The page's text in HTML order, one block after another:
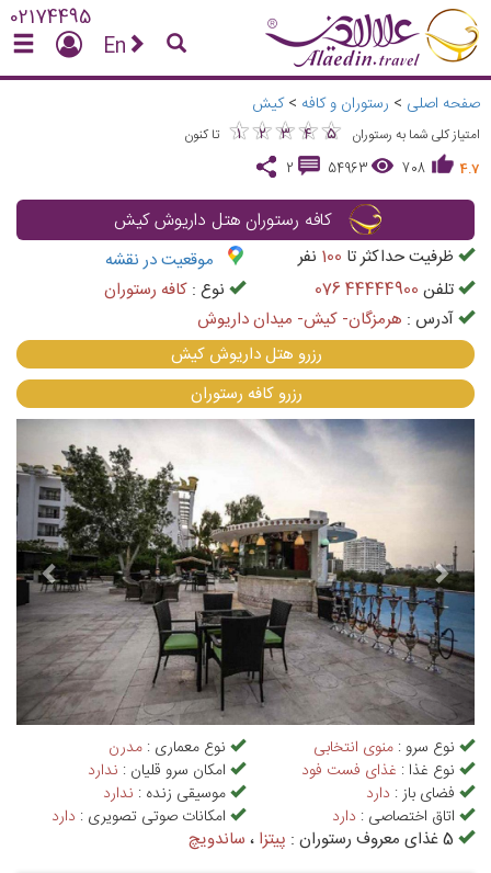
02174495
En
صفحه اصلی > رستوران و کافه > کیش
امتیاز کلی شما به رستوران ★
1 ★
2 ★
3 ★
4 ★
5
★★★★★
تا کنون
4.7
708
54963
2
کافه رستوران هتل داریوش کیش
ظرفیت حداکثر تا 100 نفر
موقعیت در نقشه
تلفن 076 44444900 نوع : کافه رستوران
آدرس : هرمزگان- کیش- میدان داریوش
رزرو هتل داریوش کیش
رزرو كافه رستوران
Next
نوع سرو : منوی انتخابی نوع معماری : مدرن
نوع غذا : غذای فست فود امکان سرو قلیان : ندارد
فضای باز : دارد موسیقی زنده : ندارد
اتاق اختصاصی : دارد امکانات صوتی تصویری : دارد
5 غذای معروف رستوران : پیتزا ، ساندویچ